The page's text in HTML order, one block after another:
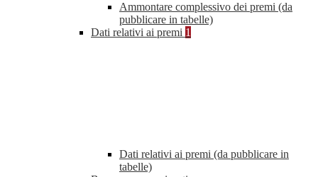
Ammontare complessivo dei premi (da
pubblicare in tabelle)
Dati relativi ai premi 1
Dati relativi ai premi (da pubblicare in
tabelle)